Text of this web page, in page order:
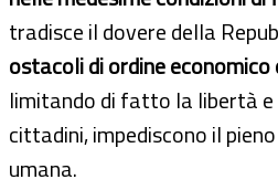
tradisce il dovere della
ostacoli di ordine economico
limitando di fatto la libertà e
cittadini, impediscono il
umana.